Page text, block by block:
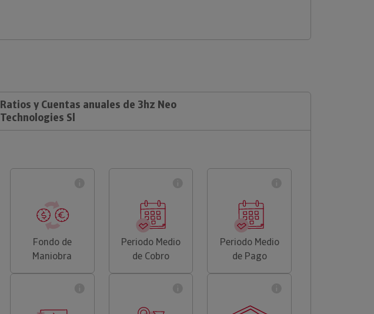
Ratios y Cuentas anuales de 3hz Neo
Technologies Sl
Fondo de
Maniobra
Periodo Medio
de Cobro
Periodo Medio
de Pago